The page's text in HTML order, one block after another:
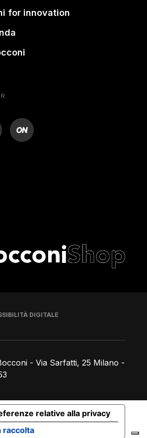
for innovation
ON
- Via Sarfatti, 25 Milano -
DIGITALE
raccolta
relative alla privacy